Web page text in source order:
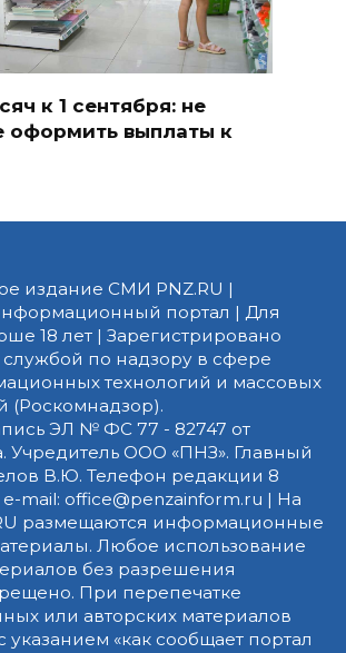
к 1 сентября: не
оформить выплаты к
издание СМИ PNZ.RU |
портал | Для
18 лет | Зарегистрировано
по надзору в сфере
технологий и массовых
(Роскомнадзор).
ЭЛ № ФС 77 - 82747 от
Учредитель ООО «ПНЗ». Главный
В.Ю. Телефон редакции 8
e-mail: office@penzainform.ru | На
размещаются информационные
Любое использование
без разрешения
При перепечатке
или авторских материалов
указанием «как сообщает портал